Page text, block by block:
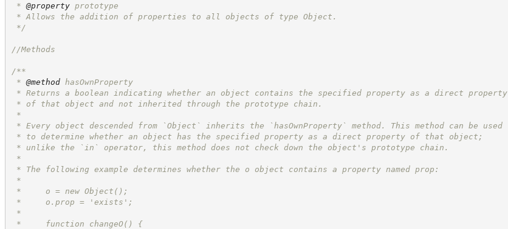
* @property prototype
* Allows the addition of properties to all objects of type Object.
*/
//Methods
/**
* @method hasOwnProperty
* Returns a boolean indicating whether an object contains the specified property as a direct property
* of that object and not inherited through the prototype chain.
*
* Every object descended from `Object` inherits the `hasOwnProperty` method. This method can be used
* to determine whether an object has the specified property as a direct property of that object;
* unlike the `in` operator, this method does not check down the object's prototype chain.
*
* The following example determines whether the o object contains a property named prop:
*
*     o = new Object();
*     o.prop = 'exists';
*
*     function changeO() {